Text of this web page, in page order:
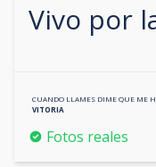
Vivo por
CUANDO LLAMES DIME QUE ME
VITORIA
Fotos reales